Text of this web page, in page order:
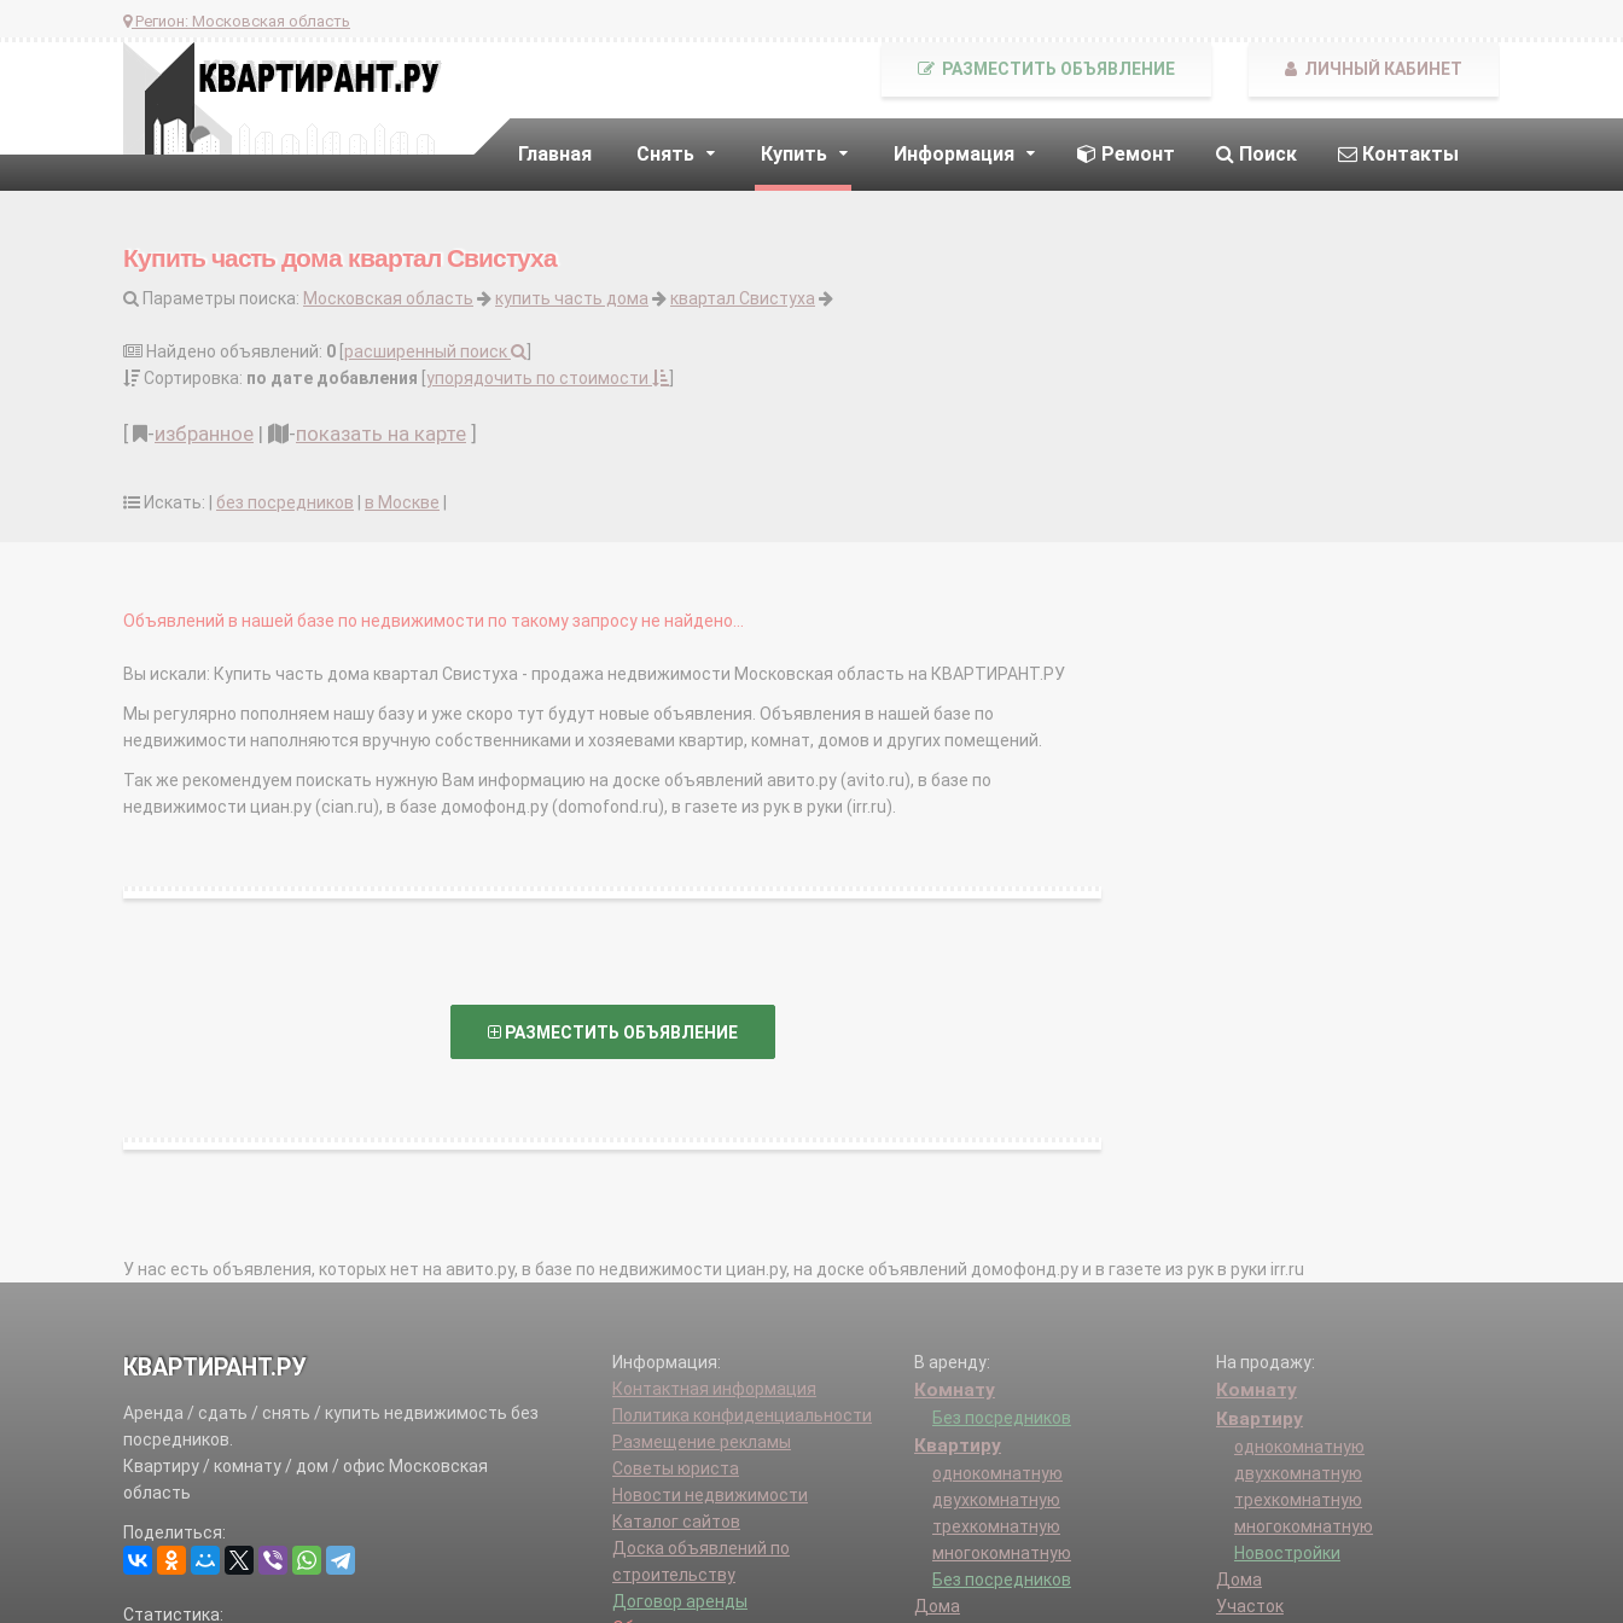
Регион: Московская область
Главная Снять Купить Информация Ремонт Поиск Контакты
РАЗМЕСТИТЬ ОБЪЯВЛЕНИЕ ЛИЧНЫЙ КАБИНЕТ
Купить часть дома квартал Свистуха
Параметры поиска: Московская область купить часть дома квартал Свистуха
Найдено объявлений: 0 расширенный поиск
Сортировка: по дате добавления упорядочить по стоимости
-избранное | -показать на карте
Искать: | без посредников в Москве
Объявлений в нашей базе по недвижимости по такому запросу не найдено...
Вы искали: Купить часть дома квартал Свистуха - продажа недвижимости Московская область на КВАРТИРАНТ.РУ
Мы регулярно пополняем нашу базу и уже скоро тут будут новые объявления. Объявления в нашей базе по
недвижимости наполняются вручную собственниками и хозяевами квартир, комнат, домов и других помещений.
Так же рекомендуем поискать нужную Вам информацию на доске объявлений авито.ру (avito.ru), в базе по
недвижимости циан.ру (cian.ru), в базе домофонд.ру (domofond.ru), в газете из рук в руки (irr.ru).
РАЗМЕСТИТЬ ОБЪЯВЛЕНИЕ
У нас есть объявления, которых нет на авито.ру, в базе по недвижимости циан.ру, на доске объявлений домофонд.ру и в газете из рук в руки irr.ru
КВАРТИРАНТ.РУ
Аренда / сдать / снять / купить недвижимость без
посредников.
Квартиру / комнату / дом / офис Московская
область
Поделиться:
Статистика:
Информация:
Контактная информация
Политика конфиденциальности
Размещение рекламы
Советы юриста
Новости недвижимости
Каталог сайтов
Доска объявлений по
строительству
Договор аренды
В аренду:
Комнату
Без посредников
Квартиру
однокомнатную
двухкомнатную
трехкомнатную
многокомнатную
Без посредников
Дома
На продажу:
Комнату
Квартиру
однокомнатную
двухкомнатную
трехкомнатную
многокомнатную
Новостройки
Дома
Участок